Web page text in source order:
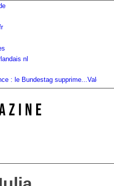
nl
Bundestag supprime...Valeur